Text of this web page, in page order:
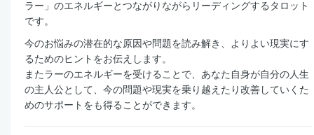
ラー」のエネルギーとつながりながらリーディングするタロット
です。
今のお悩みの潜在的な原因や問題を読み解き、よりよい現実にす
るためのヒントをお伝えします。
またラーのエネルギーを受けることで、あなた自身が自分の人生
の主人公として、今の問題や現実を乗り越えたり改善していくた
めのサポートをも得ることができます。